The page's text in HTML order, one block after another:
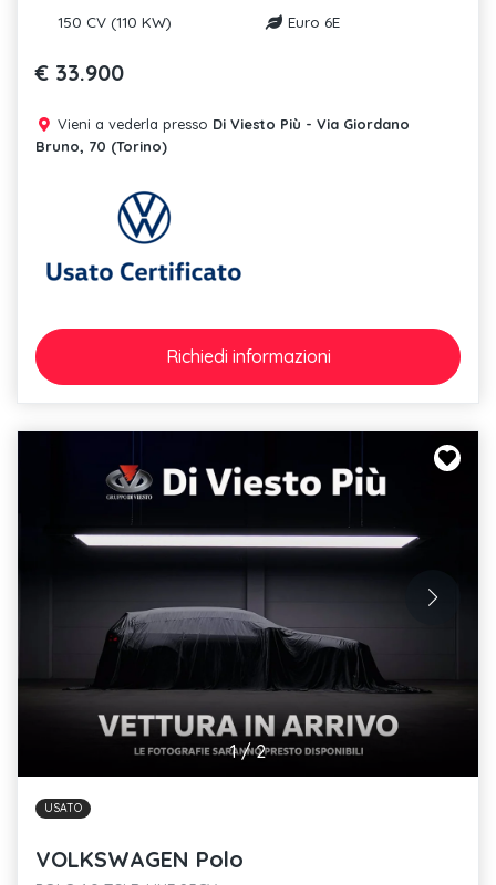
150 CV (110 KW)
Euro 6E
€ 33.900
Vieni a vederla presso Di Viesto Più - Via Giordano
Bruno, 70 (Torino)
Richiedi informazioni
1/2
USATO
VOLKSWAGEN Polo